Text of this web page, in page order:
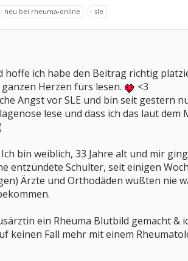
neu bei rheuma-online sle
hoffe ich habe den Beitrag richtig
Herzen fürs lesen.
<3
Angst vor SLE und bin seit gestern
lese und dass ich das laut
Ich bin weiblich, 33 Jahre alt und mir
entzündete Schulter, seit einigen
Ärzte und Orthodäden wußten nie
ein Rheuma Blutbild gemacht &
keinen Fall mehr mit einem